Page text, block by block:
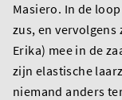
Masiero. In de
zus, en
Erika) mee in de
zijn elastische
niemand anders